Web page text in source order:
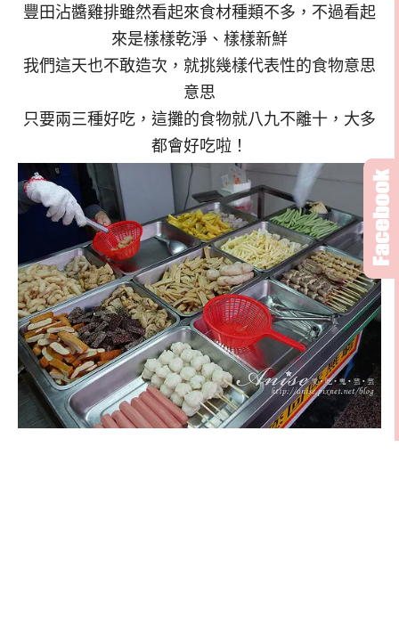
豐田沾醬雞排雖然看起來食材種類不多，不過看起
來是樣樣乾淨、樣樣新鮮
我們這天也不敢造次，就挑幾樣代表性的食物意思
意思
只要兩三種好吃，這攤的食物就八九不離十，大多
都會好吃啦！